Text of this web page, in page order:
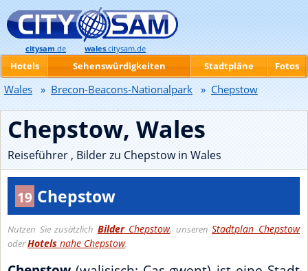
Chepstow, Wales
Reiseführer , Bilder zu Chepstow in Wales
19 Chepstow
Nutzen Sie zusätzlich BilderChepstow, unserenStadtplan Chepstow
oderHotels nahe Chepstow.
citysam.de wales.citysam.de
Hotels Sehenswürdigkeiten Stadtpläne Fotos
Wales » Brecon-Beacons-Nationalpark » Chepstow